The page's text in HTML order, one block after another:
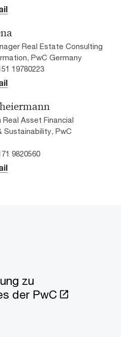
Real Estate Consulting
PwC Germany
19780223
Real Asset Financial
Sustainability, PwC
9820560
zu
der PwC